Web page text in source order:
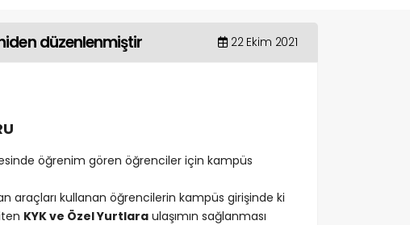
düzenlenmiştir 22 Ekim 2021
öğrenim gören öğrenciler için kampüs
araçları kullanan öğrencilerin kampüs girişinde ki
KYK ve Özel Yurtlara ulaşımın sağlanması